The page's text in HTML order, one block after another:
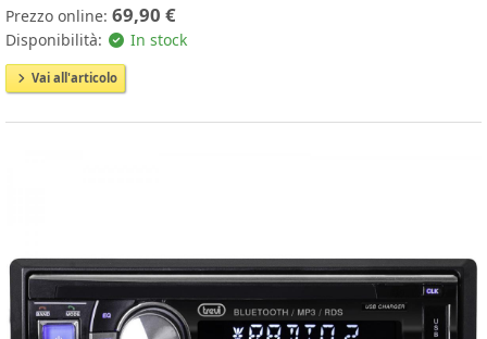
Prezzo online: 69,90 €
Disponibilità: In stock
Vai all'articolo